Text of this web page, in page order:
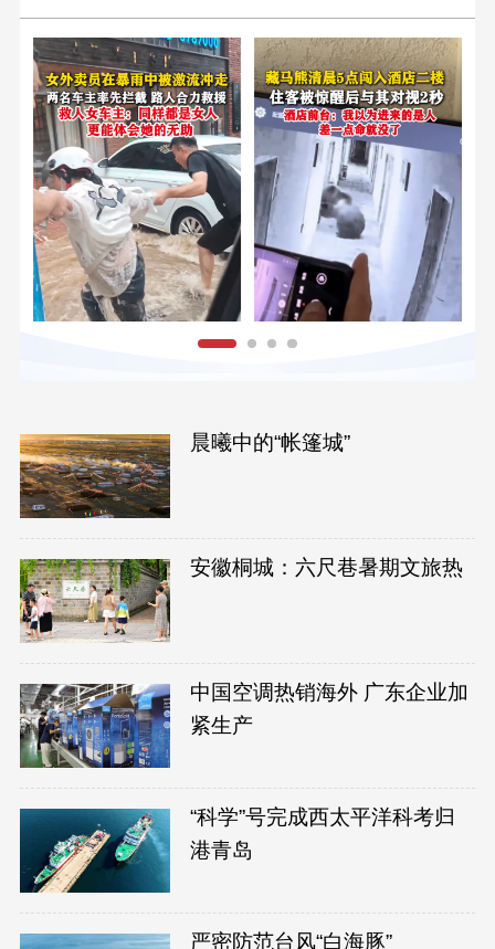
晨曦中的“帐篷城”
安徽桐城：六尺巷暑期文旅热
中国空调热销海外 广东企业加
紧生产
“科学”号完成西太平洋科考归
港青岛
严密防范台风“白海豚”